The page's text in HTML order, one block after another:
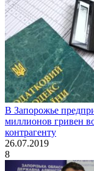
В Запорожье
миллионов гривен
контрагенту
26.07.2019
8